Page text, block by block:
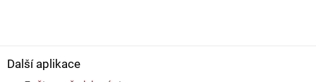
Další aplikace